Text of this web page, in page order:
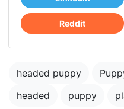
Reddit
headed puppy
headed
puppy